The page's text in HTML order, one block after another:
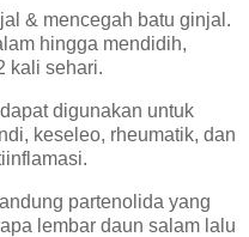
& mencegah batu ginjal.
hingga mendidih,
kali sehari.
digunakan untuk
keseleo, rheumatik, dan
partenolida yang
lembar daun salam lalu